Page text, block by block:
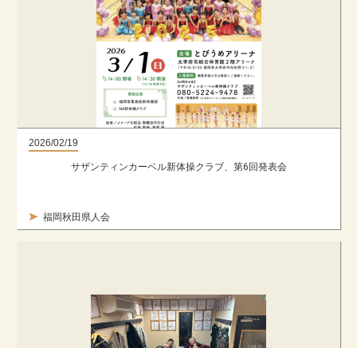
2026/02/19
福岡秋田県人会
サザンティンカーベル新体操クラブ、第6回発表会